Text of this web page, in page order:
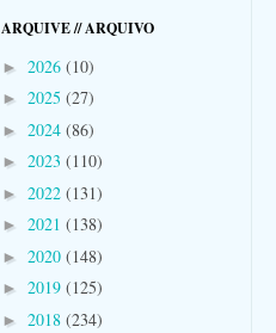
ARQUIVE // ARQUIVO
► 2026 (10)
► 2025 (27)
► 2024 (86)
► 2023 (110)
► 2022 (131)
► 2021 (138)
► 2020 (148)
► 2019 (125)
► 2018 (234)